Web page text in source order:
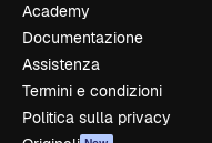
Academy
Documentazione
Assistenza
Termini e condizioni
Politica sulla privacy